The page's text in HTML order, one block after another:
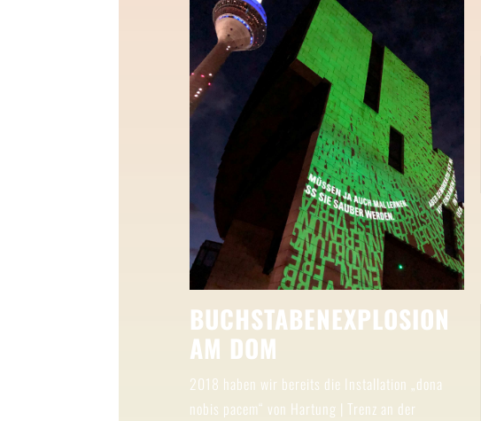
BUCHSTABENEXPLOSION
AM DOM
2018 haben wir bereits die Installation „dona
nobis pacem“ von Hartung | Trenz an der